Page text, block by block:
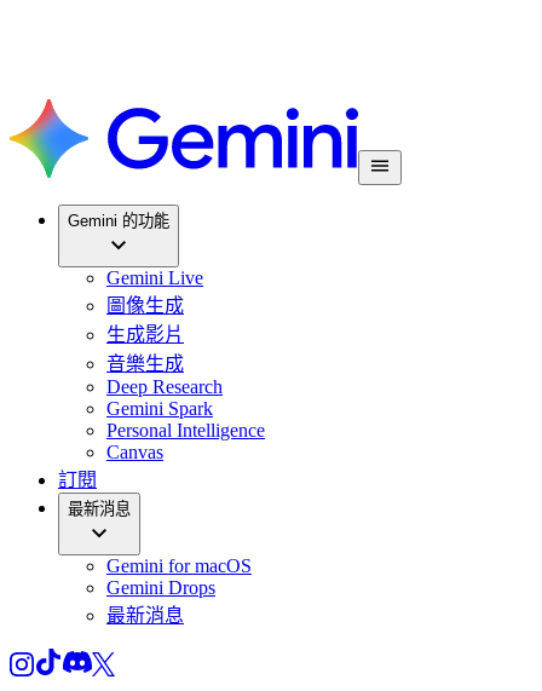
Gemini 的功能
Gemini Live
圖像生成
生成影片
音樂生成
Deep Research
Gemini Spark
Personal Intelligence
Canvas
訂閱
最新消息
Gemini for macOS
Gemini Drops
最新消息